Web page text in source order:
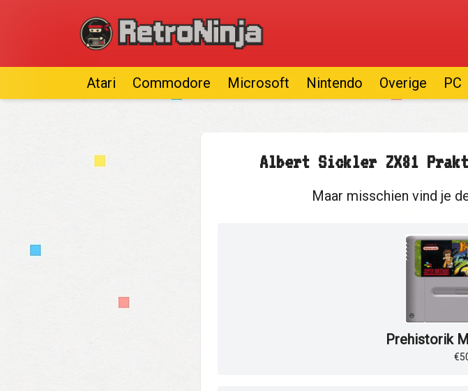
Atari Commodore Microsoft Nintendo Overige PC
Albert Sickler ZX81
Maar misschien vind je
Prehistorik